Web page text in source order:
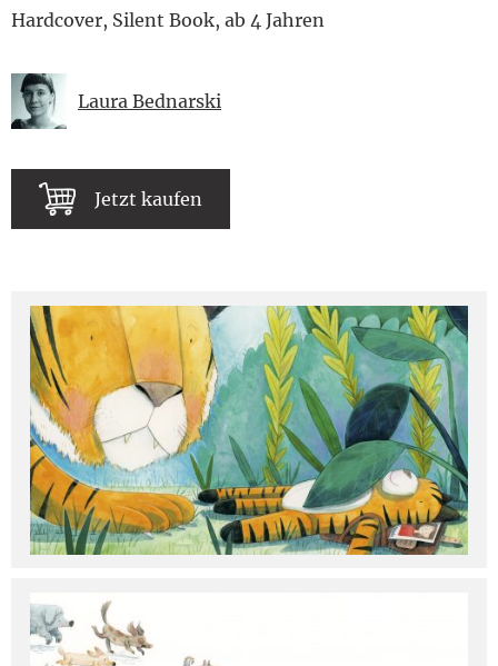
Hardcover, Silent Book, ab 4 Jahren
Laura Bednarski
Jetzt kaufen